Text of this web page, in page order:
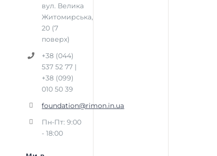
вул. Велика
Житомирська,
20 (7
поверх)
+38 (044)
537 52 77 |
+38 (099)
010 50 39
foundation@rimon.in.ua
Пн-Пт: 9:00
- 18:00